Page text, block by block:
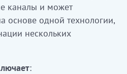
және теледидар
таратуды қамтамасыз
негізінде де,
қосылған негізінде де
каналы и может
основе одной технологии,
нескольких
: